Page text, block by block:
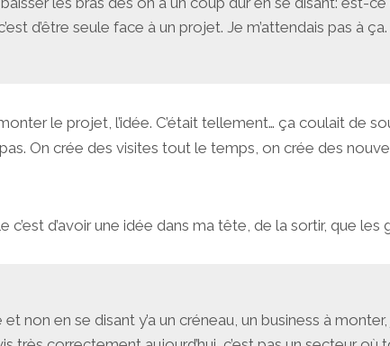
d’être seule face à un projet. Je m’attendais pas à ça.
le projet, l’idée. C’était tellement… ça coulait de
On crée des visites tout le temps, on crée des
d’avoir une idée dans ma tête, de la sortir, que
non en se disant y’a un créneau, un business à monter,